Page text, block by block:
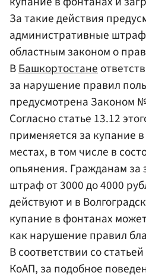
За такие действия
административные
областным законом о
ВБашкортостане
за нарушение правил
предусмотрена Законом
Согласно статье 13.12
применяется за купание
местах, в том числе в
опьянения. Гражданам за
штраф от 3000 до 4000
действуют и в
купание в фонтанах
как нарушение правил
В соответствии со
КоАП, за подобное